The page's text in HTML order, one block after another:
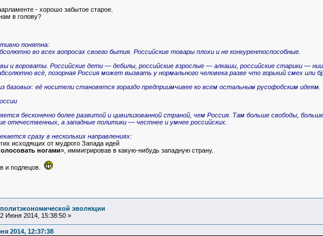
- хорошо забытое старое.
в голову?
понятна:
во всех вопросах своего бытия. Российские товары плохи и не конкурентоспособные.
и вороваты. Российские дети — дебилы, российские взрослые — алкаши, российские старики —
всё, позорная Россия может вызвать у нормального человека разве что горький смех или
базовых: её носители становятся гораздо предприимчивее ко всем остальным русофобским идеям.
бесконечно более развитой и цивилизованной страной, чем Россия. Там больше свободы,
отечественных, а западные политики — честнее и умнее российских.
сразу в нескольких направлениях:
исходящих от мудрого Запада идей
ногами», иммигрировав в какую-нибудь западную страну.
и подлецов.
эволюции
Июня 2014, 15:38:50 »
2014, 12:37:38